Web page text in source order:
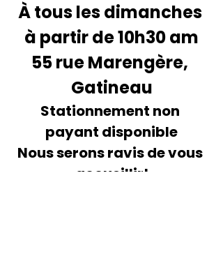
À tous les dimanches
à partir de 10h30 am
55 rue Marengère,
Gatineau
Stationnement non
payant disponible
Nous serons ravis de vous
accueillir!